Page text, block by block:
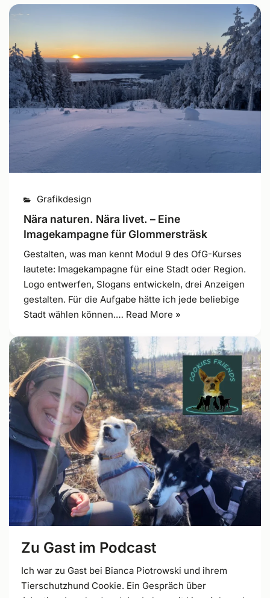
Grafikdesign
Nära naturen. Nära livet. – Eine
Imagekampagne für Glommersträsk
Gestalten, was man kennt Modul 9 des OfG-Kurses
lautete: Imagekampagne für eine Stadt oder Region.
Logo entwerfen, Slogans entwickeln, drei Anzeigen
gestalten. Für die Aufgabe hätte ich jede beliebige
Stadt wählen können.… Read More »
Zu Gast im Podcast
Ich war zu Gast bei Bianca Piotrowski und ihrem
Tierschutzhund Cookie. Ein Gespräch über